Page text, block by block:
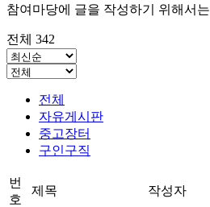
참여마당에 글을 작성하기 위해서는
전체 342
전체
자유게시판
중고장터
구인구직
번
호
제목 작성자